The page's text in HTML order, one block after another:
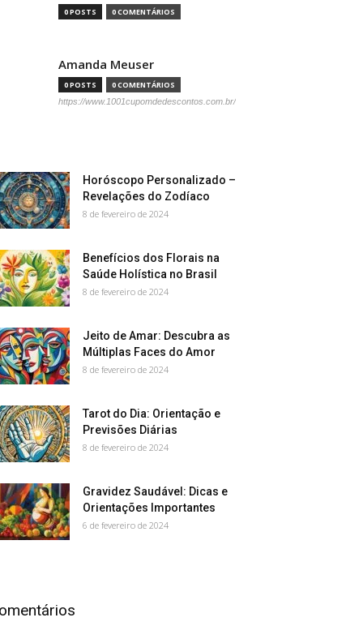
0 POSTS 0 COMENTÁRIOS
Amanda Meuser
0 POSTS 0 COMENTÁRIOS
https://www.1001cupomdedescontos.com.br/
Horóscopo Personalizado –
Revelações do Zodíaco
8 de fevereiro de 2024
Benefícios dos Florais na
Saúde Holística no Brasil
8 de fevereiro de 2024
Jeito de Amar: Descubra as
Múltiplas Faces do Amor
8 de fevereiro de 2024
Tarot do Dia: Orientação e
Previsões Diárias
8 de fevereiro de 2024
Gravidez Saudável: Dicas e
Orientações Importantes
6 de fevereiro de 2024